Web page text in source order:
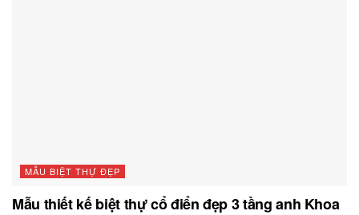
MẪU BIỆT THỰ ĐẸP
Mẫu thiết kế biệt thự cổ điển đẹp 3 tầng anh Khoa